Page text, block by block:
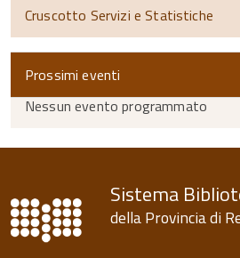
Cruscotto Servizi e Statistiche
Prossimi eventi
Nessun evento programmato
all'inizio
Sistema
della Provincia di